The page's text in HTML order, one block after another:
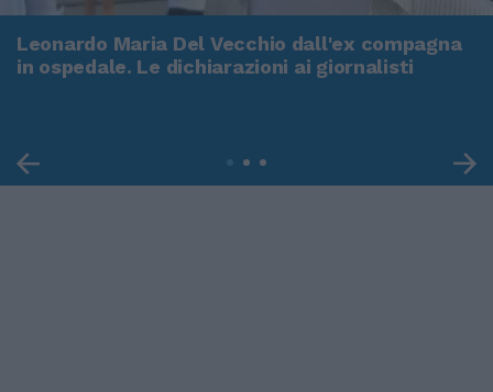
Leonardo Maria Del Vecchio dall'ex compagna
in ospedale. Le dichiarazioni ai giornalisti